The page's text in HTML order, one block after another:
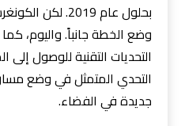
بحلول عام 2019.
وضع الخطة جانباً. واليوم،
التحديات التقنية للوصول
التحدي المتمثل في وضع
جديدة في الفضاء.